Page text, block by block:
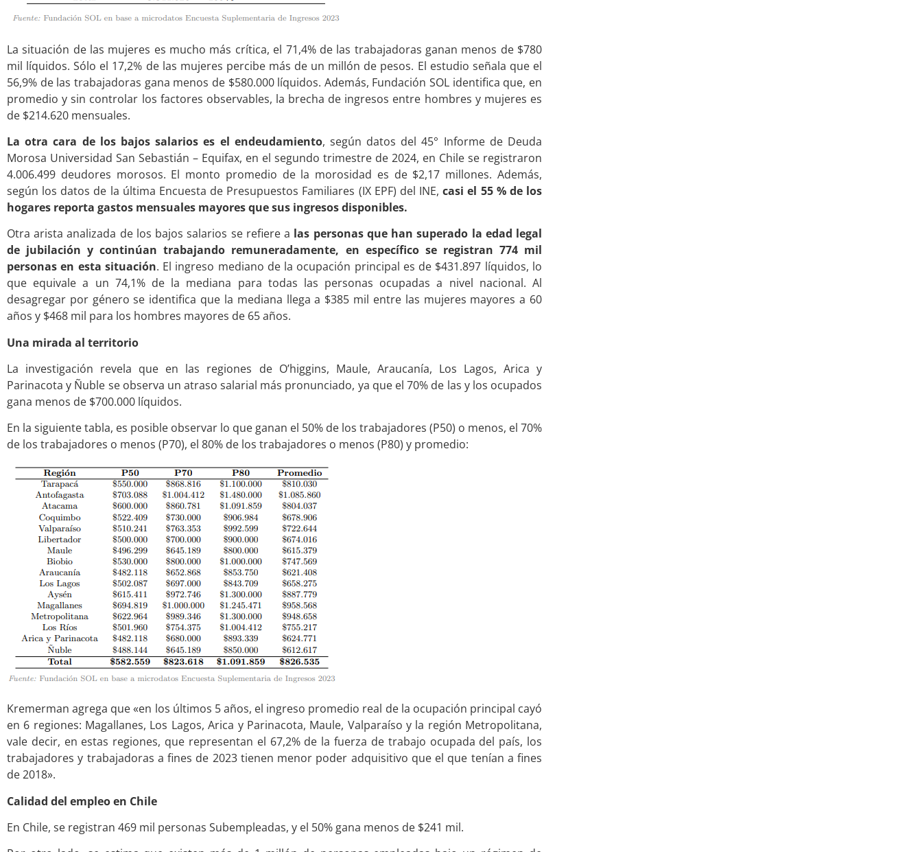
La situación de las mujeres es mucho más crítica, el 71,4% de las trabajadoras ganan menos de $780
mil líquidos. Sólo el 17,2% de las mujeres percibe más de un millón de pesos. El estudio señala que el
56,9% de las trabajadoras gana menos de $580.000 líquidos. Además, Fundación SOL identifica que, en
promedio y sin controlar los factores observables, la brecha de ingresos entre hombres y mujeres es
de $214.620 mensuales.
La otra cara de los bajos salarios es el endeudamiento, según datos del 45° Informe de Deuda
Morosa Universidad San Sebastián – Equifax, en el segundo trimestre de 2024, en Chile se registraron
4.006.499 deudores morosos. El monto promedio de la morosidad es de $2,17 millones. Además,
según los datos de la última Encuesta de Presupuestos Familiares (IX EPF) del INE, casi el 55 % de los
hogares reporta gastos mensuales mayores que sus ingresos disponibles.
Otra arista analizada de los bajos salarios se refiere a las personas que han superado la edad legal
de jubilación y continúan trabajando remuneradamente, en específico se registran 774 mil
personas en esta situación. El ingreso mediano de la ocupación principal es de $431.897 líquidos, lo
que equivale a un 74,1% de la mediana para todas las personas ocupadas a nivel nacional. Al
desagregar por género se identifica que la mediana llega a $385 mil entre las mujeres mayores a 60
años y $468 mil para los hombres mayores de 65 años.
Una mirada al territorio
La investigación revela que en las regiones de O’higgins, Maule, Araucanía, Los Lagos, Arica y
Parinacota y Ñuble se observa un atraso salarial más pronunciado, ya que el 70% de las y los ocupados
gana menos de $700.000 líquidos.
En la siguiente tabla, es posible observar lo que ganan el 50% de los trabajadores (P50) o menos, el 70%
de los trabajadores o menos (P70), el 80% de los trabajadores o menos (P80) y promedio:
Kremerman agrega que «en los últimos 5 años, el ingreso promedio real de la ocupación principal cayó
en 6 regiones: Magallanes, Los Lagos, Arica y Parinacota, Maule, Valparaíso y la región Metropolitana,
vale decir, en estas regiones, que representan el 67,2% de la fuerza de trabajo ocupada del país, los
trabajadores y trabajadoras a fines de 2023 tienen menor poder adquisitivo que el que tenían a fines
de 2018».
Calidad del empleo en Chile
En Chile, se registran 469 mil personas Subempleadas, y el 50% gana menos de $241 mil.